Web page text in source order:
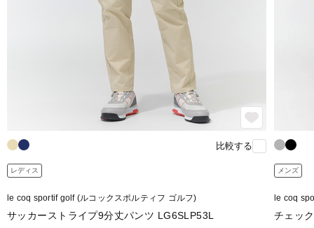
比較する
レディス
le coq sportif golf (ルコックスポルティフ ゴルフ)
サッカーストライプ9分丈パンツ LG6SLP53L
メンズ
le coq
チェッ